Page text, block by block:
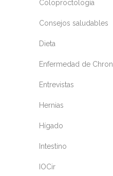
Coloproctología
Consejos saludables
Dieta
Enfermedad de Chron
Entrevistas
Hernias
Hígado
Intestino
IOCir